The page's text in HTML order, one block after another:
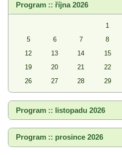
Program :: října 2026
1
5
6 7 8
12
13 14 15
19
20 21 22
26
27 28 29
Program :: listopadu 2026
Program :: prosince 2026